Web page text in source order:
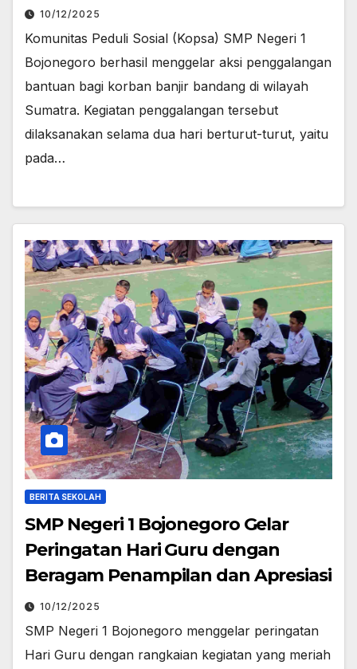
10/12/2025
Komunitas Peduli Sosial (Kopsa) SMP Negeri 1
Bojonegoro berhasil menggelar aksi penggalangan
bantuan bagi korban banjir bandang di wilayah
Sumatra. Kegiatan penggalangan tersebut
dilaksanakan selama dua hari berturut-turut, yaitu
pada…
BERITA SEKOLAH
SMP Negeri 1 Bojonegoro Gelar
Peringatan Hari Guru dengan
Beragam Penampilan dan Apresiasi
10/12/2025
SMP Negeri 1 Bojonegoro menggelar peringatan
Hari Guru dengan rangkaian kegiatan yang meriah